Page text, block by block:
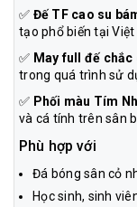
✅ Đế TF cao su
tạo phổ biến tại Việt
✅ May full đế chắc
trong quá trình sử
✅ Phối màu Tím
và cá tính trên sân
Phù hợp với
Đá bóng sân cỏ
Học sinh, sinh